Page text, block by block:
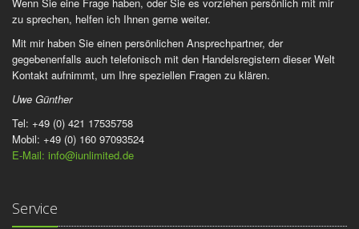
zu sprechen, helfen ich Ihnen gerne weiter.
Mit mir haben Sie einen persönlichen Ansprechpartner, der
gegebenenfalls auch telefonisch mit den Handelsregistern dieser Welt
Kontakt aufnimmt, um Ihre speziellen Fragen zu klären.
Uwe Günther
Tel: +49 (0) 421 17535758
Mobil: +49 (0) 160 97093524
E-Mail: info@iunlimited.de
Service